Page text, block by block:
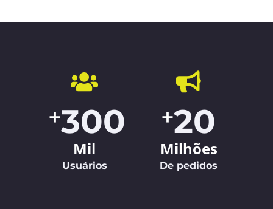
+300
Mil
Usuários
+20
Milhões
De pedidos